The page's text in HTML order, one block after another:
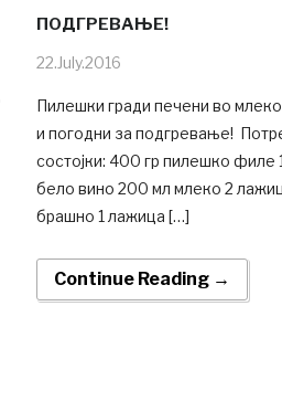
ПОДГРЕВАЊЕ!
22.July.2016
Пилешки гради печени во
и погодни за подгревање!
состојки: 400 гр пилешко филе
бело вино 200 мл млеко 2
брашно 1 лажица […]
Continue Reading →